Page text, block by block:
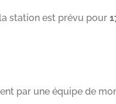
station est prévu pour
par une équipe de